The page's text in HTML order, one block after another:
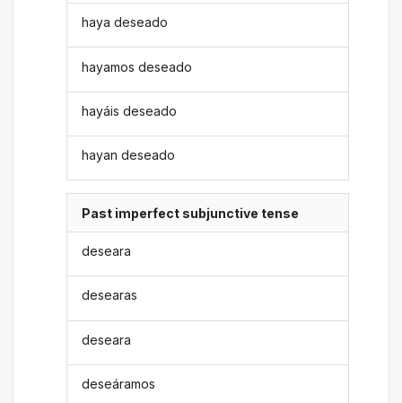
haya deseado
hayamos deseado
hayáis deseado
hayan deseado
Past imperfect subjunctive tense
deseara
desearas
deseara
deseáramos